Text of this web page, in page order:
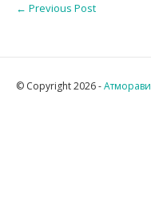
← Previous Post
© Copyright 2026 -Атморави